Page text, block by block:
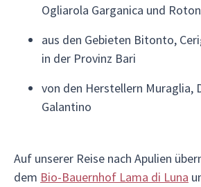
Ogliarola Garganica und
aus den Gebieten Bitonto,
in der Provinz Bari
von den Herstellern Muraglia,
Galantino
Auf unserer Reise nach Apulien
dem Bio-Bauernhof Lama di Luna